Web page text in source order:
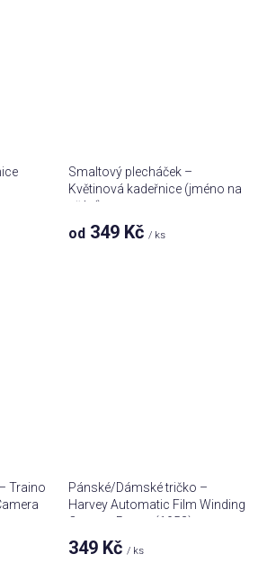
Smaltový plecháček –
Květinová kadeřnice (jméno na
přání)
od 349 Kč/ ks
Traino
Pánské/Dámské tričko –
Harvey Automatic Film Winding
Camera Patent (1953)
349 Kč / ks